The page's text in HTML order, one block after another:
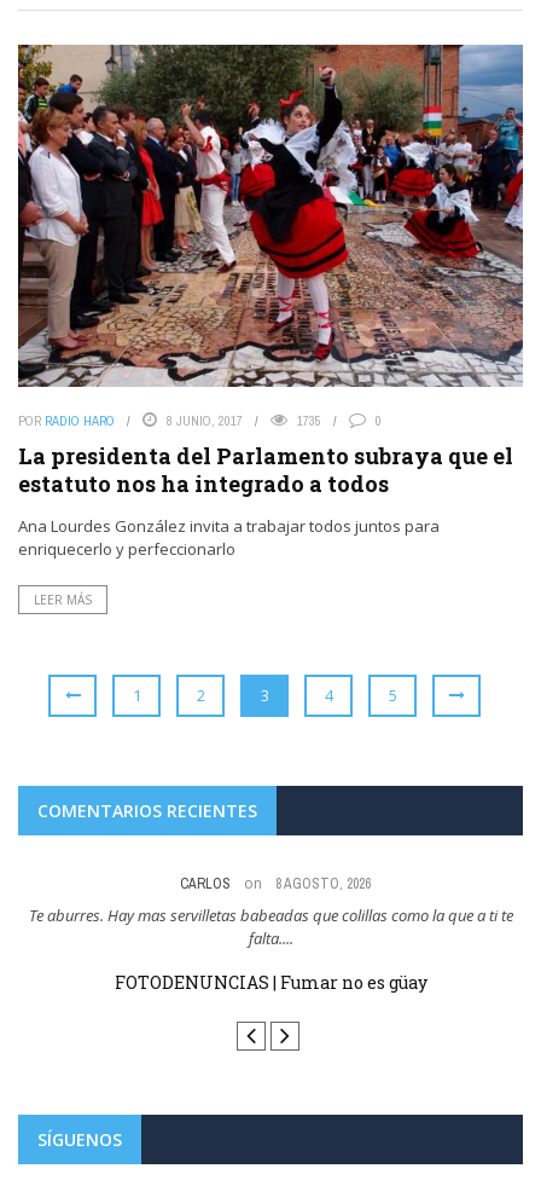
POR RADIO HARO 8 JUNIO, 2017 1735 0
La presidenta del Parlamento subraya que el
estatuto nos ha integrado a todos
Ana Lourdes González invita a trabajar todos juntos para
enriquecerlo y perfeccionarlo
LEER MÁS
1 2 3 4 5
COMENTARIOS RECIENTES
on 8 AGOSTO, 2026
Y esto es como cuando pensaban que la hosteleria tendria que cerrar por
no dejar fumar ...
FOTODENUNCIAS | Fumar no es güay
SÍGUENOS